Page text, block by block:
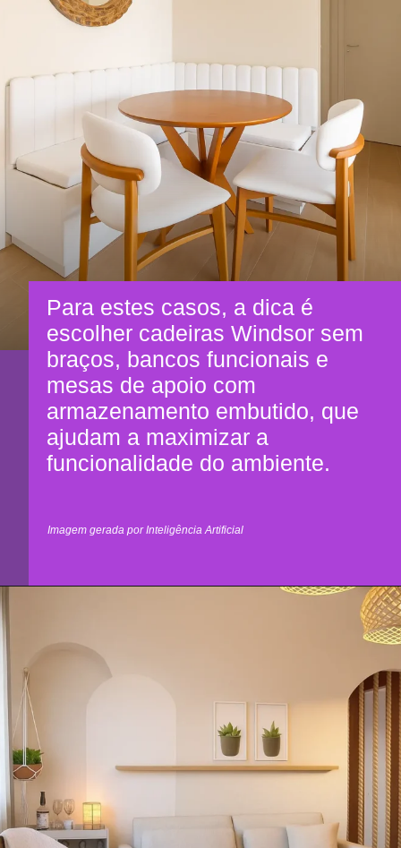
Para estes casos, a dica é
escolher cadeiras Windsor sem
braços, bancos funcionais e
mesas de apoio com
armazenamento embutido, que
ajudam a maximizar a
funcionalidade do ambiente.